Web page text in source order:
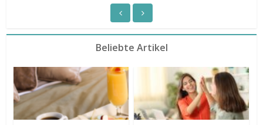
Beliebte Artikel